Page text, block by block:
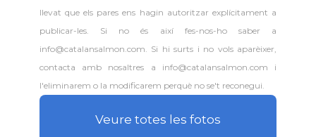
llevat que els pares ens hagin autoritzar explícitament a
publicar-les. Si no és així fes-nos-ho saber a
info@catalansalmon.com. Si hi surts i no vols aparèixer,
contacta amb nosaltres a info@catalansalmon.com i
l'eliminarem o la modificarem perquè no se't reconegui.
Veure totes les fotos